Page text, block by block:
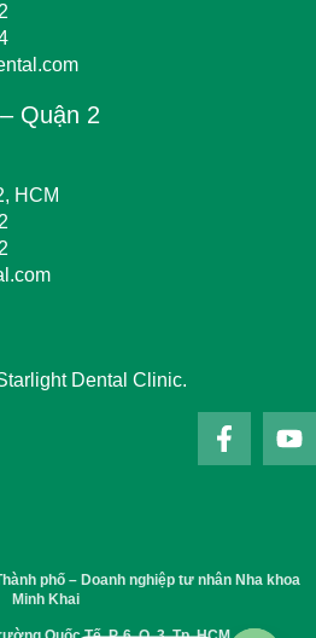
Quận 2
HCM
Dental Clinic.
phố – Doanh nghiệp tư nhân Nha khoa
Minh Khai